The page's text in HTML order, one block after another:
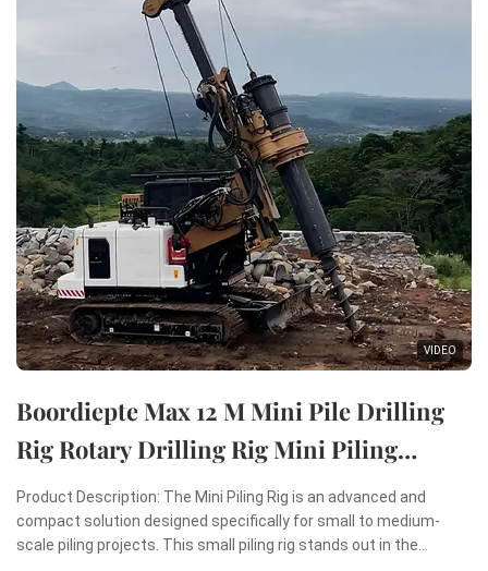
VIDEO
Boordiepte Max 12 M Mini Pile Drilling
Rig Rotary Drilling Rig Mini Piling
Machine
Product Description: The Mini Piling Rig is an advanced and
compact solution designed specifically for small to medium-
scale piling projects. This small piling rig stands out in the